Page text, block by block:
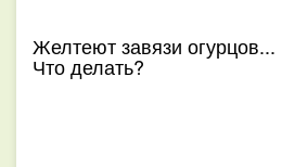
Желтеют завязи огурцов...
Что делать?